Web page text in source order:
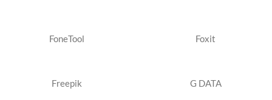
FoneTool Foxit
Freepik G DATA